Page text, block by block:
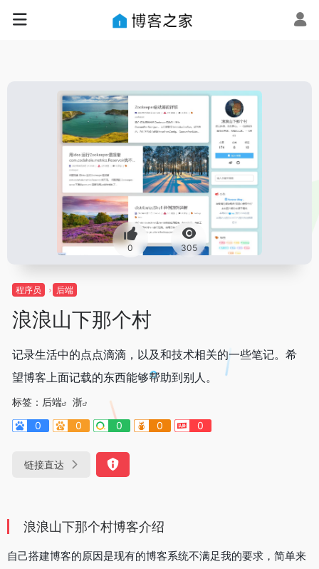
0 305
程序员 后端
浪浪山下那个村
记录生活中的点点滴滴，以及和技术相关的一些笔记。希
望博客上面记载的东西能够帮助到别人。
标签： 后端
浙
0
0 0 0 0
链接直达
浪浪山下那个村博客介绍
自己搭建博客的原因是现有的博客系统不满足我的要求，简单来